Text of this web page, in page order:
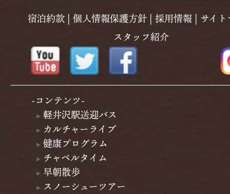
宿泊約款 | 個人情報保護方針 | 採用情報 | サイ
スタッフ紹介
-コンテンツ-
軽井沢駅送迎バス
カルチャーライブ
健康プログラム
チャペルタイム
早朝散歩
スノーシューツアー